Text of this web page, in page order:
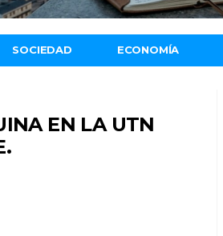
SOCIEDAD ECONOMÍA
EN LA UTN